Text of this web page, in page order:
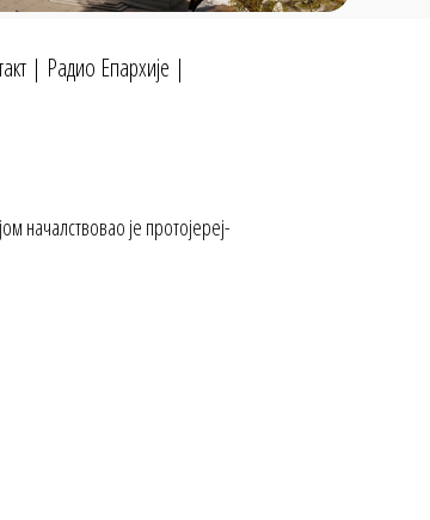
| Радио Епархије |
началствовао је протојереј-